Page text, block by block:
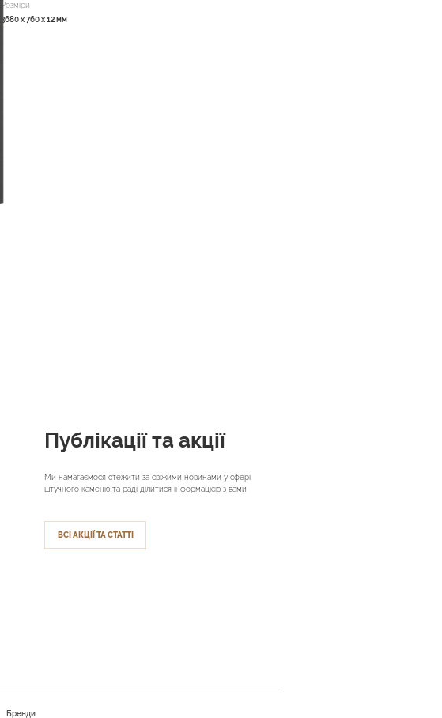
Розміри
3680 х 760 х 12 мм
Публікації та акції
Ми намагаємося стежити за свіжими новинами у сфері
штучного каменю та раді ділитися інформацією з вами
ВСІ АКЦІЇ ТА СТАТТІ
Бренди